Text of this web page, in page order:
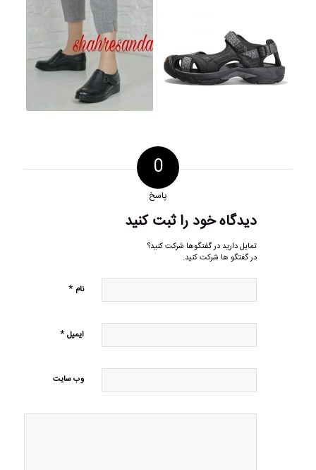
0
پاسخ
دیدگاه خود را ثبت کنید
تمایل دارید در گفتگوها شرکت کنید؟
در گفتگو ها شرکت کنید.
نام *
ایمیل*
وب‌ سایت